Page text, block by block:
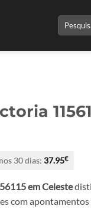
Pesquisar
por:
30 dias: 37.95€
em Celeste
com